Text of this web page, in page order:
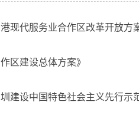
现代服务业合作区改革开放方
区建设总体方案》
建设中国特色社会主义先行示